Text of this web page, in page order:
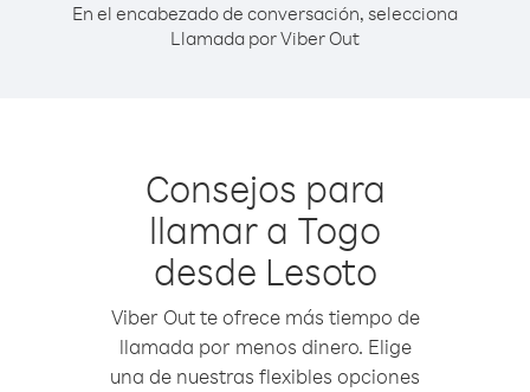
En el encabezado de conversación, selecciona
Llamada por Viber Out
Consejos para
llamar a Togo
desde Lesoto
Viber Out te ofrece más tiempo de
llamada por menos dinero. Elige
una de nuestras flexibles opciones